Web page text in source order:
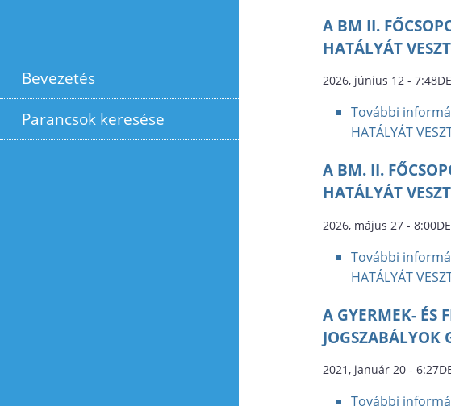
Bevezetés
Parancsok keresése
A BM II.
HATÁLYÁT
2026, június 12 -
További
HATÁLYÁT
A BM. II.
HATÁLYÁT
2026, május 27 -
További
HATÁLYÁT
A GYERMEK- ÉS
JOGSZABÁLYOK
2021, január 20 -
További